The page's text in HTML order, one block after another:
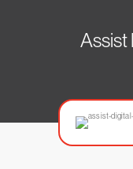
Assist